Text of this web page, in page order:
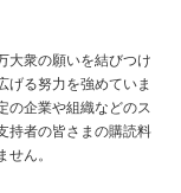
大衆の願いを結びつけ
げる努力を強めていま
の企業や組織などのス
持者の皆さまの購読料
ん。